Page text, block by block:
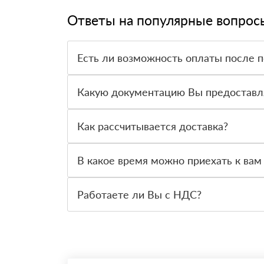
Ответы на популярные
Есть ли возможность оплаты после
вправе от него отказаться.
Какую документацию Вы
Как рассчитывается доставка?
стоимости и сроков доставки, которые
В какое время можно приехать к вам
Работаете ли Вы с НДС?